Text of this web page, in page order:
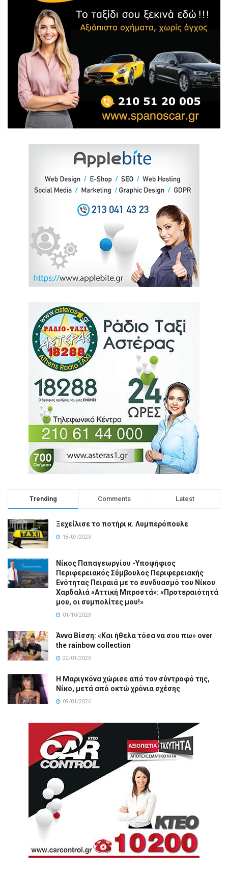
Trending Comments Latest
Ξεχείλισε το ποτήρι κ. Λυμπερόπουλε
18/07/2023
Νίκος Παπαγεωργίου -Υποψήφιος
Περιφερειακός Σύμβουλος Περιφερειακής
Ενότητας Πειραιά με το συνδυασμό του Νίκου
Χαρδαλιά «Αττική Μπροστά»: «Προτεραιότητά
μου, οι συμπολίτες μου!»
01/10/2023
Άννα Βίσση: «Και ήθελα τόσα να σου πω» over
the rainbow collection
22/01/2026
Η Μαριγκόνα χώρισε από τον σύντροφό της,
Νίκο, μετά από οκτώ χρόνια σχέσης
09/01/2026